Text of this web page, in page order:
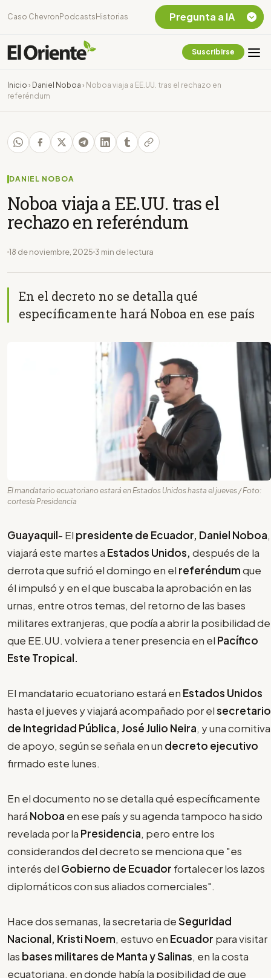
Caso Chevron Podcasts Historias
Suscribirse
Inicio › Daniel Noboa › Noboa viaja a EE.UU. tras el rechazo en
referéndum
DANIEL NOBOA
Noboa viaja a EE.UU. tras el
rechazo en referéndum
18 de noviembre, 2025 3 min de lectura
En el decreto no se detalla qué
específicamente hará Noboa en ese país
El mandatario ecuatoriano estará en Estados Unidos hasta el jueves / Foto:
cortesía Presidencia
Guayaquil- El presidente de Ecuador, Daniel Noboa,
viajará este martes a Estados Unidos, después de la
derrota que sufrió el domingo en el referéndumque
él impulsó y en el que buscaba la aprobación en las
urnas, entre otros temas, del retorno de las bases
militares extranjeras, que podía a abrir la posibilidad de
que EE.UU. volviera a tener presencia en el Pacífico
Este Tropical.
El mandatario ecuatoriano estará en Estados Unidos
hasta el jueves y viajará acompañado por elsecretario
de Integridad Pública, José Julio Neira, y una comitiva
de apoyo, según se señala en un decreto ejecutivo
firmado este lunes.
En el documento no se detalla qué específicamente
hará Noboa en ese país y su agenda tampoco ha sido
revelada por la Presidencia, pero entre los
considerandos del decreto se menciona que "es
interés del Gobierno de Ecuador fortalecer los lazos
diplomáticos con sus aliados comerciales".
Hace dos semanas, la secretaria deSeguridad
Nacional, Kristi Noem, estuvo en Ecuador para visitar
las bases militares de Manta y Salinas, en la costa
ecuatoriana, en donde había la posibilidad de que
Pregunta a IA
Chevron Ecuador